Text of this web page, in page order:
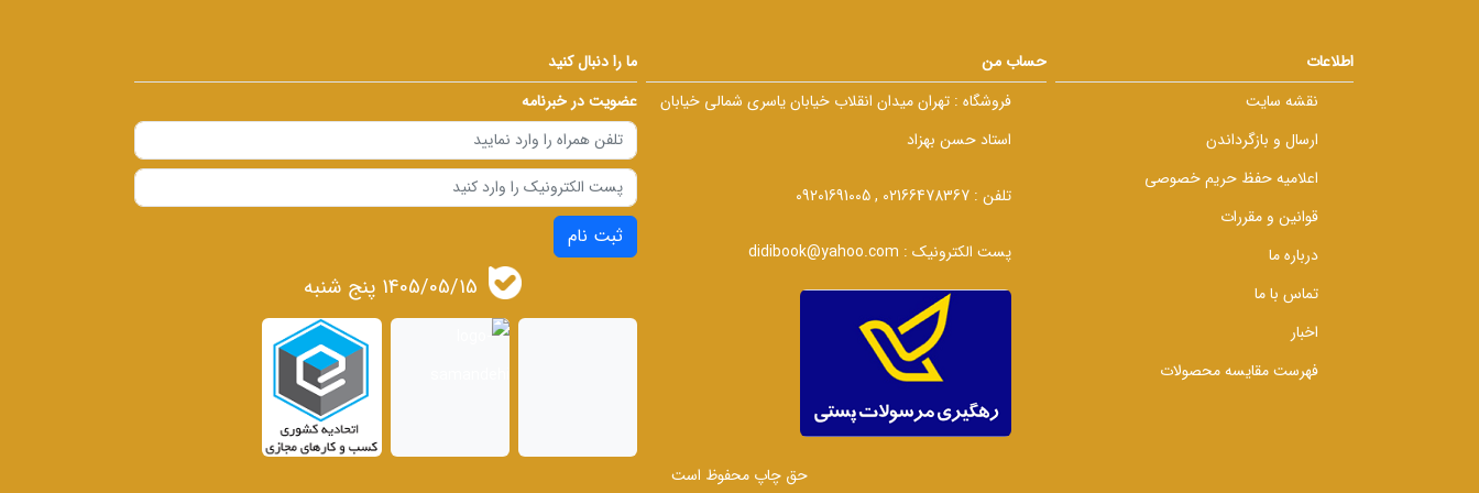
اطلاعات
نقشه سایت
ارسال و بازگرداندن
اعلامیه حفظ حریم خصوصی
قوانین و مقررات
درباره ما
تماس با ما
اخبار
فهرست مقایسه محصولات
حساب من
فروشگاه : تهران میدان انقلاب خیابان یاسری شمالی خیابان
استاد حسن بهزاد
تلفن : 02166478367 , 09201691005
پست الکترونیک : didibook@yahoo.com
ما را دنبال کنید
عضویت در خبرنامه
ثبت نام
1405/05/15 پنج شنبه
حق چاپ محفوظ است